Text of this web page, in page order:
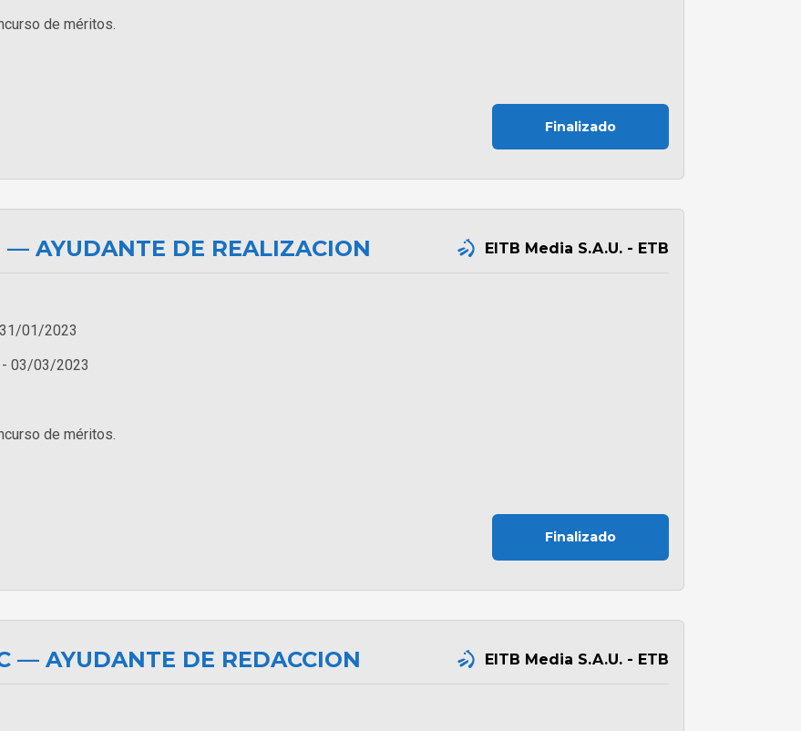
de méritos.
Finalizado
— AYUDANTE DE REALIZACION EITB Media S.A.U. - ETB
01/2023
03/03/2023
de méritos.
Finalizado
— AYUDANTE DE REDACCION EITB Media S.A.U. - ETB